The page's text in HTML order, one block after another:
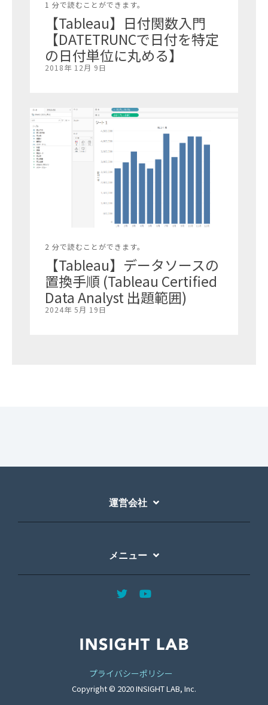
1 分で読むことができます。
【Tableau】日付関数入門
【DATETRUNCで日付を特定
の日付単位に丸める】
2018年 12月 9日
2 分で読むことができます。
【Tableau】データソースの
置換手順 (Tableau Certified
Data Analyst 出題範囲)
2024年 5月 19日
運営会社
メニュー
プライバシーポリシー
Copyright © 2020 INSIGHT LAB, Inc.